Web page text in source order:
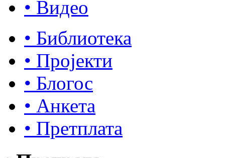
• Видео
• Библиотека
• Пројекти
• Блогос
• Анкета
• Претплата